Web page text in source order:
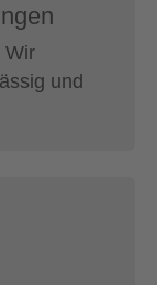
Wir
und